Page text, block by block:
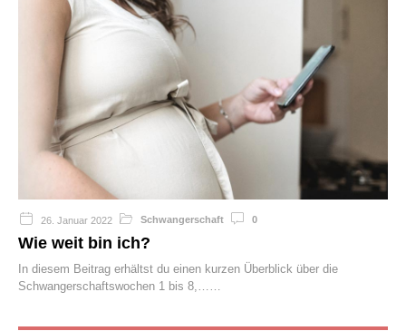
26. Januar 2022 Schwangerschaft 0
Wie weit bin ich?
In diesem Beitrag erhältst du einen kurzen Überblick über die
Schwangerschaftswochen 1 bis 8,…